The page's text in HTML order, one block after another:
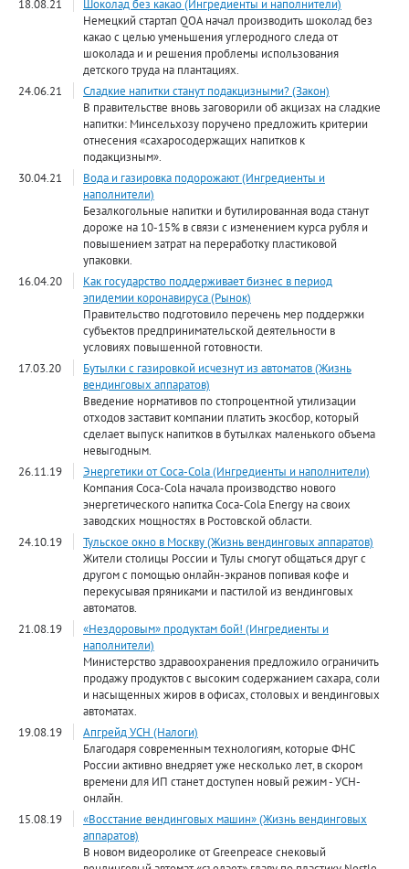
18.08.21
Шоколад без какао (Ингредиенты и наполнители)
Немецкий стартап QOA начал производить шоколад без
какао с целью уменьшения углеродного следа от
шоколада и и решения проблемы использования
детского труда на плантациях.
24.06.21
Сладкие напитки станут подакцизными? (Закон)
В правительстве вновь заговорили об акцизах на сладкие
напитки: Минсельхозу поручено предложить критерии
отнесения «сахаросодержащих напитков к
подакцизным».
30.04.21
Вода и газировка подорожают (Ингредиенты и
наполнители)
Безалкогольные напитки и бутилированная вода станут
дороже на 10-15% в связи с изменением курса рубля и
повышением затрат на переработку пластиковой
упаковки.
16.04.20
Как государство поддерживает бизнес в период
эпидемии коронавируса (Рынок)
Правительство подготовило перечень мер поддержки
субъектов предпринимательской деятельности в
условиях повышенной готовности.
17.03.20
Бутылки с газировкой исчезнут из автоматов (Жизнь
вендинговых аппаратов)
Введение нормативов по стопроцентной утилизации
отходов заставит компании платить экосбор, который
сделает выпуск напитков в бутылках маленького объема
невыгодным.
26.11.19
Энергетики от Сoca-Cola (Ингредиенты и наполнители)
Компания Coca-Cola начала производство нового
энергетического напитка Coca-Cola Energy на своих
заводских мощностях в Ростовской области.
24.10.19
Тульское окно в Москву (Жизнь вендинговых аппаратов)
Жители столицы России и Тулы смогут общаться друг с
другом с помощью онлайн-экранов попивая кофе и
перекусывая пряниками и пастилой из вендинговых
автоматов.
21.08.19
«Нездоровым» продуктам бой! (Ингредиенты и
наполнители)
Министерство здравоохранения предложило ограничить
продажу продуктов с высоким содержанием сахара, соли
и насыщенных жиров в офисах, столовых и вендинговых
автоматах.
19.08.19
Апгрейд УСН (Налоги)
Благодаря современным технологиям, которые ФНС
России активно внедряет уже несколько лет, в скором
времени для ИП станет доступен новый режим - УСН-
онлайн.
15.08.19
«Восстание вендинговых машин» (Жизнь вендинговых
аппаратов)
В новом видеоролике от Greenpeace снековый